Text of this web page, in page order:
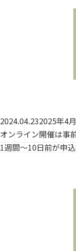
2024.04.232025年4
オンライン開催は事
1週間～10日前が申